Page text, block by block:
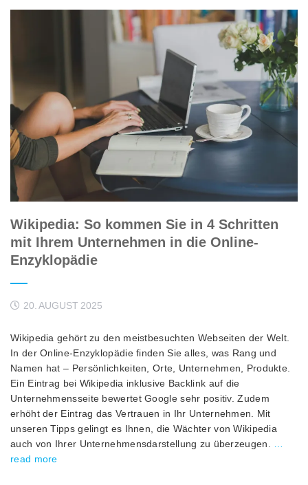
Wikipedia: So kommen Sie in 4 Schritten
mit Ihrem Unternehmen in die Online-
Enzyklopädie
20. AUGUST 2025
Wikipedia gehört zu den meistbesuchten Webseiten der Welt.
In der Online-Enzyklopädie finden Sie alles, was Rang und
Namen hat – Persönlichkeiten, Orte, Unternehmen, Produkte.
Ein Eintrag bei Wikipedia inklusive Backlink auf die
Unternehmensseite bewertet Google sehr positiv. Zudem
erhöht der Eintrag das Vertrauen in Ihr Unternehmen. Mit
unseren Tipps gelingt es Ihnen, die Wächter von Wikipedia
auch von Ihrer Unternehmensdarstellung zu überzeugen.
read more